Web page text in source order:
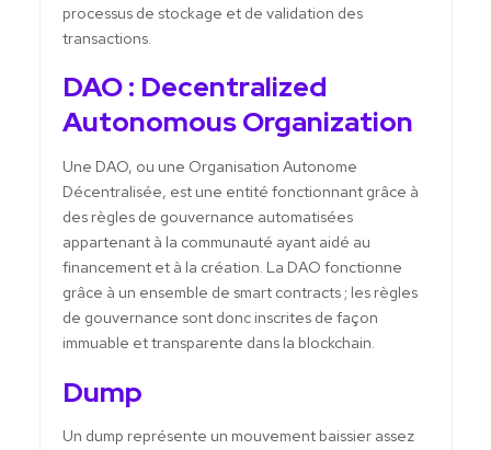
processus de stockage et de validation des
transactions.
DAO : Decentralized
Autonomous Organization
Une DAO, ou une Organisation Autonome
Décentralisée, est une entité fonctionnant grâce à
des règles de gouvernance automatisées
appartenant à la communauté ayant aidé au
financement et à la création. La DAO fonctionne
grâce à un ensemble de smart contracts ; les règles
de gouvernance sont donc inscrites de façon
immuable et transparente dans la blockchain.
Dump
Un dump représente un mouvement baissier assez